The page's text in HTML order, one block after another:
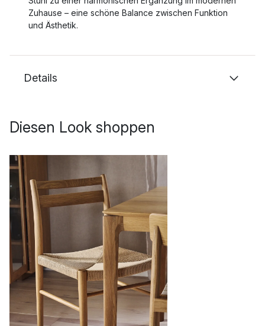
Zuhause – eine schöne Balance zwischen Funktion
und Ästhetik.
Details
Diesen Look shoppen